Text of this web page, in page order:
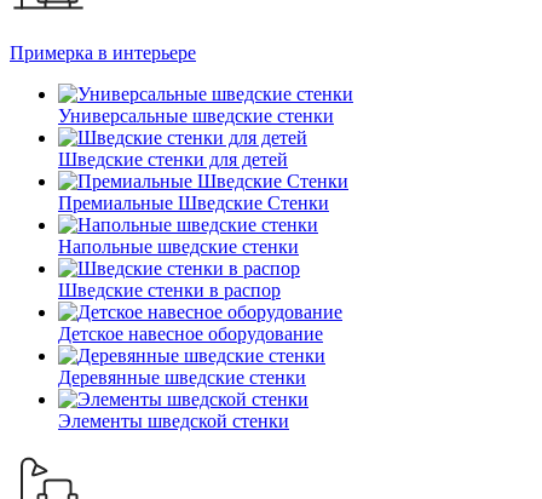
Примерка в интерьере
Универсальные шведские стенки
Шведские стенки для детей
Премиальные Шведские Стенки
Напольные шведские стенки
Шведские стенки в распор
Детское навесное оборудование
Деревянные шведские стенки
Элементы шведской стенки